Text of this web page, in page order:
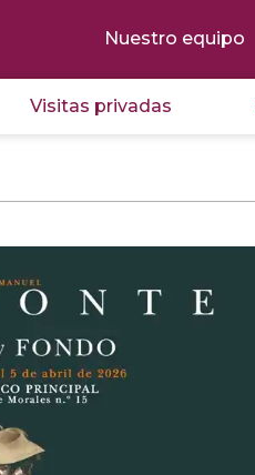
Nuestro equipo
Visitas privadas